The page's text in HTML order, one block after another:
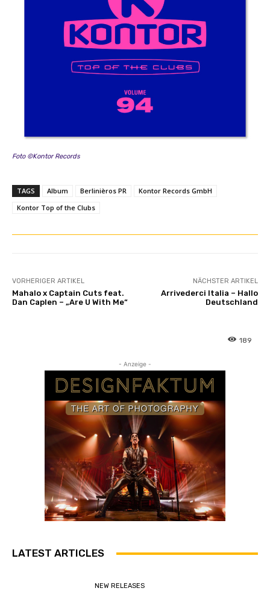
Foto ©Kontor Records
TAGS Album Berlinièros PR
Kontor Records GmbH
Kontor Top of the Clubs
VORHERIGER ARTIKEL
Mahalo x Captain Cuts feat.
Dan Caplen – „Are U With Me“
NÄCHSTER ARTIKEL
Arrivederci Italia – Hallo
Deutschland
189
- Anzeige -
LATEST ARTICLES
NEW RELEASES